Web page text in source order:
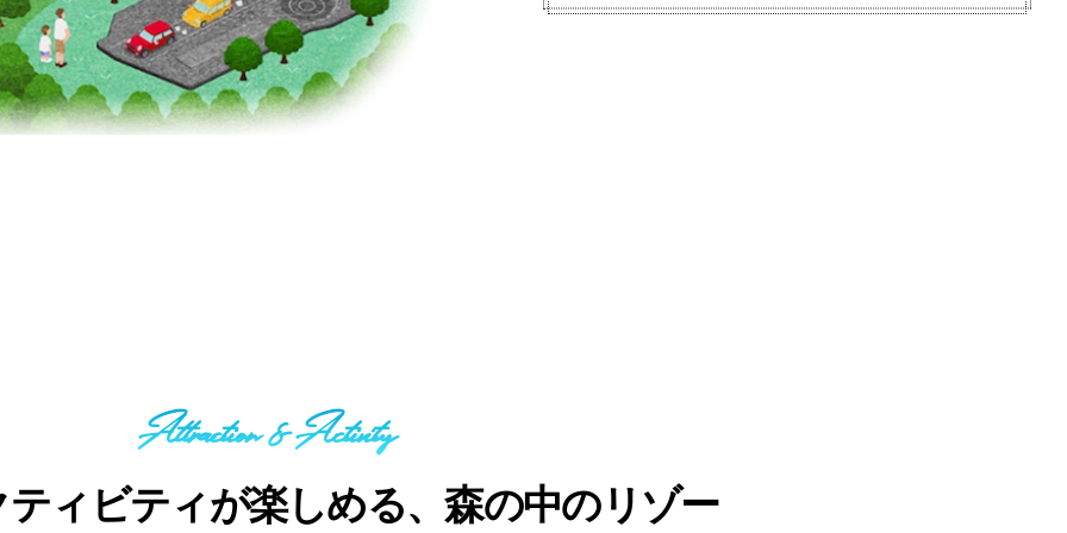
Attraction & Activity
ィビティが楽しめる、森の中のリゾー